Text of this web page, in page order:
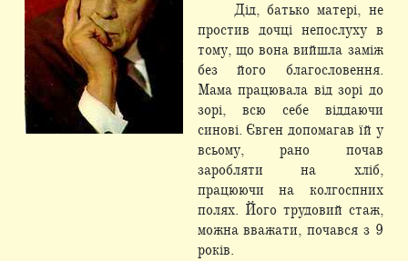
Дід, батько матері, не
простив дочці непослуху в
тому, що вона вийшла заміж
без його благословення.
Мама працювала від зорі до
зорі, всю себе віддаючи
синові. Євген допомагав їй у
всьому, рано почав
заробляти на хліб,
працюючи на колгоспних
полях. Його трудовий стаж,
можна вважати, почався з 9
років.